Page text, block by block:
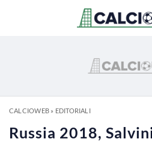
CALCIOWEB» EDITORIALI
Russia 2018,